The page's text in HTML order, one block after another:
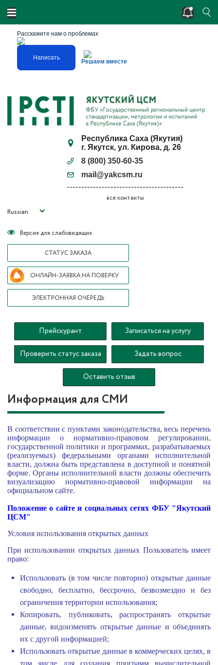
Двойные стандарты? Нарушено единство
Расскажите нам о проблемах
Написать
Решаем вместе
Республика Саха (Якутия)
г. Якутск, ул. Кирова, д. 26
8 (800) 350-60-35
mail@yakcsm.ru
все контакты
Russian
Версия для слабовидящих
СТАТУС ЗАКАЗА
ОНЛАЙН-ЗАЯВКА НА ПОВЕРКУ
ЭЛЕКТРОННАЯ ОЧЕРЕДЬ
Прейскурант Записаться на услугу
Проверить статус заказа Задать вопрос
Оставить отзыв
Информация для СМИ
В соответствии с пунктами законодательства, весь перечень
информации о нормативно-правовом регулировании,
государственной политики и программах, разрабатываемых
(реализуемых) федеральными органами исполнительной
власти, должна быть представлена в доступной и понятной
форме. Органы исполнительной власти должны обеспечить
визуализацию нормативно-правовой информации на
официальном сайте.
Положение о сайте и социальных сетях ФБУ "Якутский
ЦСМ"
Условия использования открытых данных
При использовании открытых данных Пользователь имеет
право:
Использовать (в том числе повторно) открытые данные
свободно, бесплатно, бессрочно, безвозмездно и без
ограничения территории использования;
Копировать, публиковать, распространять открытые
данные, видоизменять открытые данные и объединять
их с другой информацией;
Использовать открытые данные в коммерческих целях, в
том числе для создания программ вычислительной